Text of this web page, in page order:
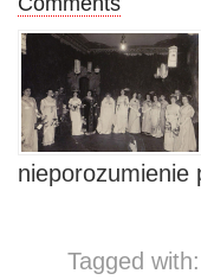
nieporozumienie
Tagged with: